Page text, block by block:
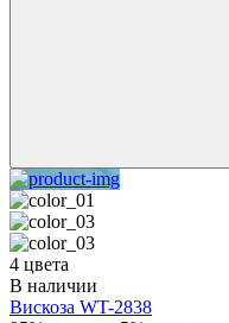
4 цвета
В наличии
Вискоза WT-2838